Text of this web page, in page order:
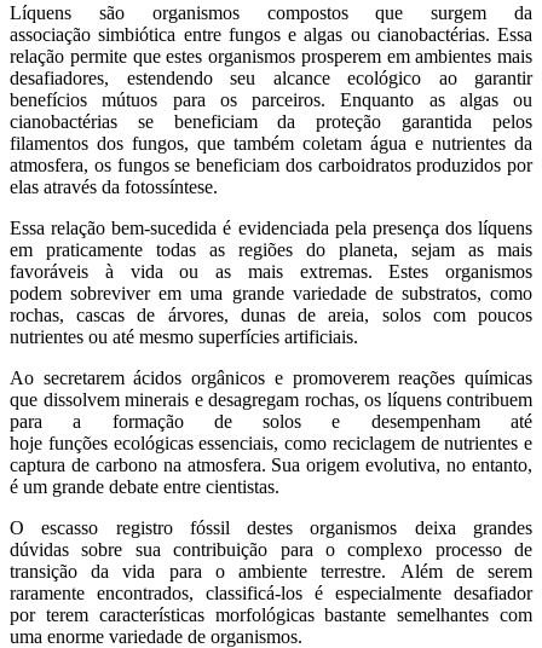
Líquens são organismos compostos que surgem da
associação simbiótica entre fungos e algas ou cianobactérias. Essa
relação permite que estes organismos prosperem em ambientes mais
desafiadores, estendendo seu alcance ecológico ao garantir
benefícios mútuos para os parceiros. Enquanto as algas ou
cianobactérias se beneficiam da proteção garantida pelos
filamentos dos fungos, que também coletam água e nutrientes da
atmosfera, os fungos se beneficiam dos carboidratos produzidos por
elas através da fotossíntese.
Essa relação bem-sucedida é evidenciada pela presença dos líquens
em praticamente todas as regiões do planeta, sejam as mais
favoráveis à vida ou as mais extremas. Estes organismos
podem sobreviver em uma grande variedade de substratos, como
rochas, cascas de árvores, dunas de areia, solos com poucos
nutrientes ou até mesmo superfícies artificiais.
Ao secretarem ácidos orgânicos e promoverem reações químicas
que dissolvem minerais e desagregam rochas, os líquens contribuem
para a formação de solos e desempenham até
hoje funções ecológicas essenciais, como reciclagem de nutrientes e
captura de carbono na atmosfera. Sua origem evolutiva, no entanto,
é um grande debate entre cientistas.
O escasso registro fóssil destes organismos deixa grandes
dúvidas sobre sua contribuição para o complexo processo de
transição da vida para o ambiente terrestre. Além de serem
raramente encontrados, classificá-los é especialmente desafiador
por terem características morfológicas bastante semelhantes com
uma enorme variedade de organismos.